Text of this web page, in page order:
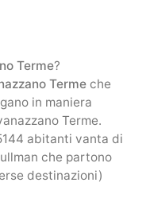
Terme?
Termeche
in maniera
Terme.
abitanti vanta di
che partono
destinazioni)